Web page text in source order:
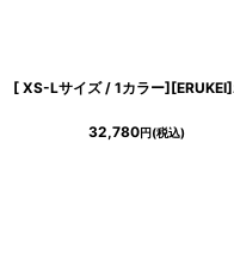
32,780円(税込)